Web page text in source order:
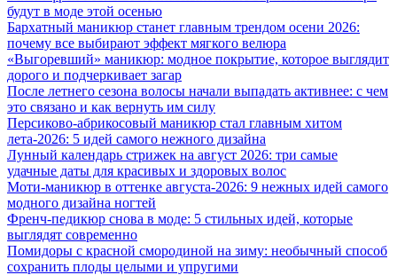
будут в моде этой осенью
Бархатный маникюр станет главным трендом осени 2026:
почему все выбирают эффект мягкого велюра
«Выгоревший» маникюр: модное покрытие, которое выглядит
дорого и подчеркивает загар
После летнего сезона волосы начали выпадать активнее: с чем
это связано и как вернуть им силу
Персиково-абрикосовый маникюр стал главным хитом
лета-2026: 5 идей самого нежного дизайна
Лунный календарь стрижек на август 2026: три самые
удачные даты для красивых и здоровых волос
Моти-маникюр в оттенке августа-2026: 9 нежных идей самого
модного дизайна ногтей
Френч-педикюр снова в моде: 5 стильных идей, которые
выглядят современно
Помидоры с красной смородиной на зиму: необычный способ
сохранить плоды целыми и упругими